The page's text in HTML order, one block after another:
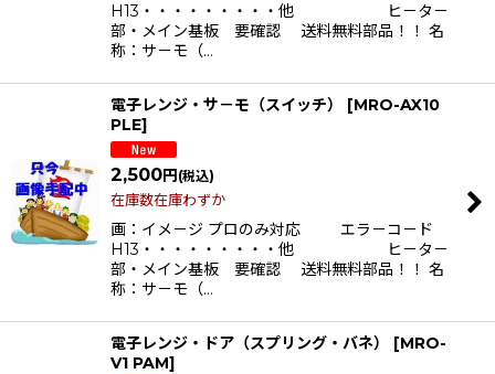
H13・・・・・・・・・他 ヒ－タ－
部・メイン基板 要確認 送料無料部品！！ 名
称：サ－モ（…
電子レンジ・サ－モ（スイッチ） [MRO-AX10
PLE]
2,500円 (税込)
在庫数在庫わずか
画：イメ－ジ プロのみ対応 エラ－コ－ド
H13・・・・・・・・・他 ヒ－タ－
部・メイン基板 要確認 送料無料部品！！ 名
称：サ－モ（…
電子レンジ・ドア（スプリング・バネ） [MRO-
V1 PAM]